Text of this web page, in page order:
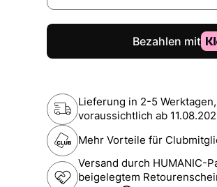
Lieferung in 2-5
voraussichtlich ab
Mehr Vorteile für
Versand durch HUMANIC-
beigelegtem